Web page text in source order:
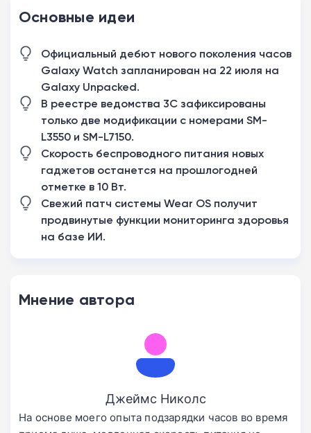
Основные идеи
Официальный дебют нового поколения часов
Galaxy Watch запланирован на 22 июля на
Galaxy Unpacked.
В реестре ведомства 3C зафиксированы
только две модификации с номерами SM-
L3550 и SM-L7150.
Скорость беспроводного питания новых
гаджетов останется на прошлогодней
отметке в 10 Вт.
Свежий патч системы Wear OS получит
продвинутые функции мониторинга здоровья
на базе ИИ.
Мнение автора
Джеймс Николс
На основе моего опыта подзарядки часов во время